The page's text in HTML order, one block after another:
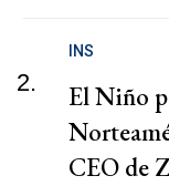
2.
INS
El Niño
CEO de